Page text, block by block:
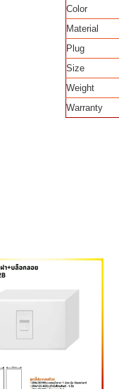
Color
Material
Plug
Size
Weight
Warranty